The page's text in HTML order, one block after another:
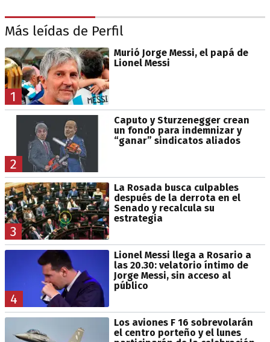
Más leídas de Perfil
1
Murió Jorge Messi, el papá de
Lionel Messi
2
Caputo y Sturzenegger crean
un fondo para indemnizar y
“ganar” sindicatos aliados
3
La Rosada busca culpables
después de la derrota en el
Senado y recalcula su
estrategia
4
Lionel Messi llega a Rosario a
las 20.30: velatorio íntimo de
Jorge Messi, sin acceso al
público
Los aviones F 16 sobrevolarán
el centro porteño y el lunes